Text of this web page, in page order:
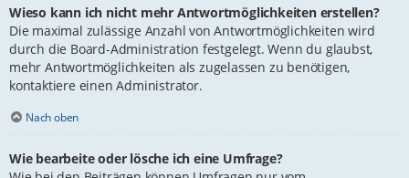
Wieso kann ich nicht mehr Antwortmöglichkeiten erstellen?
Die maximal zulässige Anzahl von Antwortmöglichkeiten wird
durch die Board-Administration festgelegt. Wenn du glaubst,
mehr Antwortmöglichkeiten als zugelassen zu benötigen,
kontaktiere einen Administrator.
Nach oben
Wie bearbeite oder lösche ich eine Umfrage?